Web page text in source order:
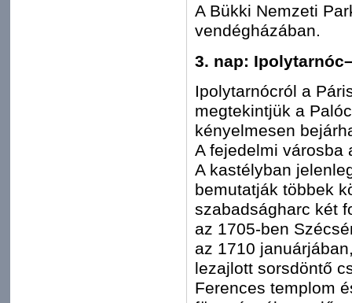
A Bükki Nemzeti
vendégházában.
3. nap:
Ipolytarnócról a
megtekintjük a
kényelmesen
A fejedelmi városba
A kastélyban
bemutatják többek
szabadságharc két
az 1705-ben
az 1710
lezajlott sorsdöntő
Ferences templom